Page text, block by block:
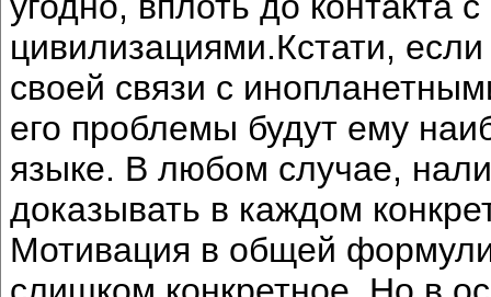
цивилизациями.Кстати,
своей связи с
его проблемы будут ему
языке. В любом случае,
доказывать в каждом
Мотивация в общей